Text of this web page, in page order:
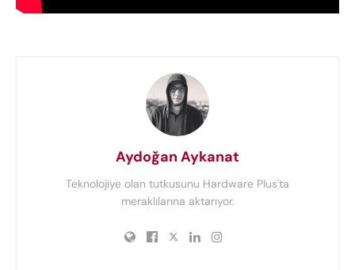
Aydoğan Aykanat
Teknolojiye olan tutkusunu Hardware Plus'ta
meraklılarına aktarıyor.